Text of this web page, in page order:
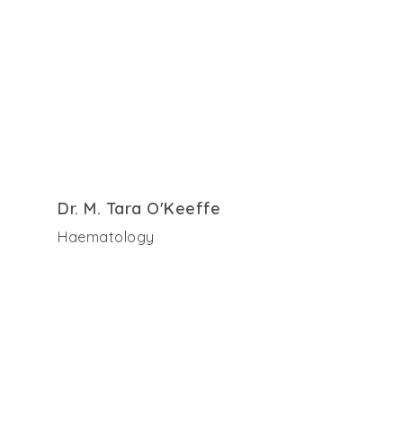
Dr. M. Tara O'Keeffe
Haematology